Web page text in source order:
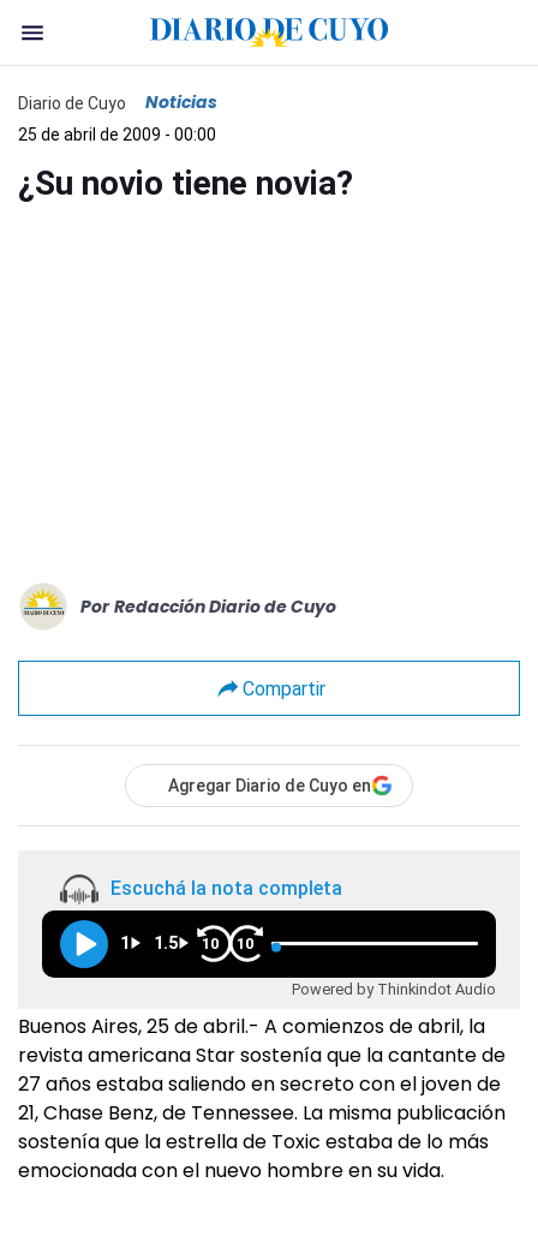
Diario de Cuyo Noticias
25 de abril de 2009 - 00:00
¿Su novio tiene novia?
Por Redacción Diario de Cuyo
Compartir
Agregar Diario de Cuyo en
Escuchá la nota completa
1 1.5 10 10
Powered by Thinkindot Audio
Buenos Aires, 25 de abril.- A comienzos de abril, la
revista americana Star sostenía que la cantante de
27 años estaba saliendo en secreto con el joven de
21, Chase Benz, de Tennessee. La misma publicación
sostenía que la estrella de Toxic estaba de lo más
emocionada con el nuevo hombre en su vida.